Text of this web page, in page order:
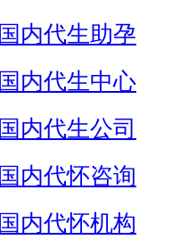
国内代生助孕
国内代生中心
国内代生公司
国内代怀咨询
国内代怀机构